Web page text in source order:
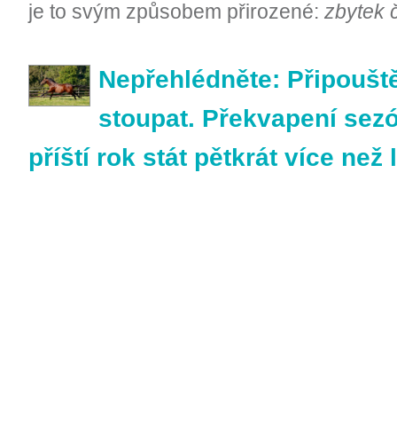
je to svým způsobem přirozené: zbytek
Nepřehlédněte:
stoupat. Překvapení
příští rok stát pětkrát více než